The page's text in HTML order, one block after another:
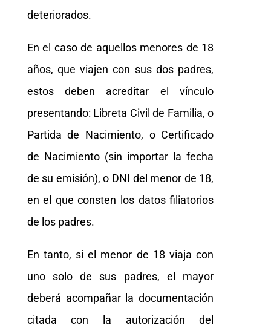
deteriorados.
En el caso de aquellos menores de 18
años, que viajen con sus dos padres,
estos deben acreditar el vínculo
presentando: Libreta Civil de Familia, o
Partida de Nacimiento, o Certificado
de Nacimiento (sin importar la fecha
de su emisión), o DNI del menor de 18,
en el que consten los datos filiatorios
de los padres.
En tanto, si el menor de 18 viaja con
uno solo de sus padres, el mayor
deberá acompañar la documentación
citada con la autorización del